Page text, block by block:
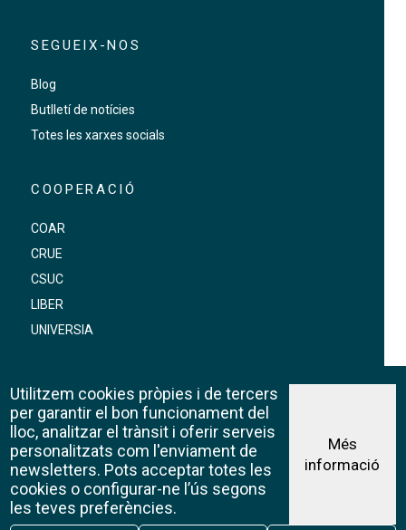
SEGUEIX-NOS
Blog
Butlletí de notícies
Totes les xarxes socials
COOPERACIÓ
COAR
CRUE
CSUC
LIBER
UNIVERSIA
FOOTER-ALTRES ENLLAÇOS
Intranet PTGAS CRAI
Directori
Contacte
Crèdits
Mapa web
Utilitzem cookies pròpies i de tercers
per garantir el bon funcionament del
lloc, analitzar el trànsit i oferir serveis
personalitzats com l'enviament de
newsletters. Pots acceptar totes les
cookies o configurar-ne l’ús segons
les teves preferències.
Més
informació